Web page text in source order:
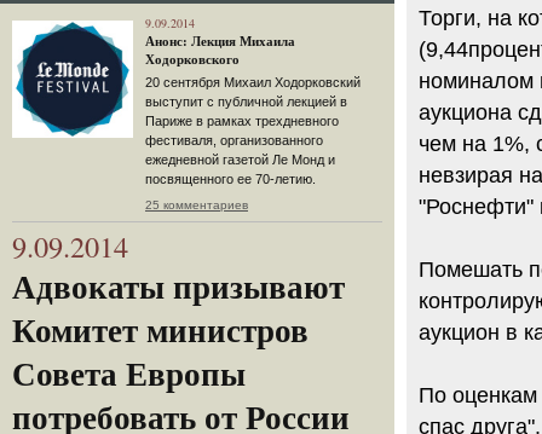
9.09.2014
Анонс: Лекция Михаила
Ходорковского
20 сентября Михаил Ходорковский
выступит с публичной лекцией в
Париже в рамках трехдневного
фестиваля, организованного
ежедневной газетой Ле Монд и
посвященного ее 70-летию.
25 комментариев
9.09.2014
Адвокаты призывают
Комитет министров
Совета Европы
потребовать от России
Торги, на
номиналом
аукциона
чем на 1%,
невзирая
"Роснефти"
Помешать
аукцион в
По оценкам
спас